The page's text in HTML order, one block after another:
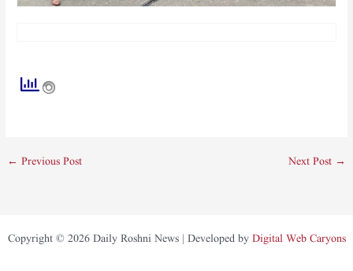
← Previous Post Next Post →
Copyright © 2026 Daily Roshni News | Developed by Digital Web Caryons